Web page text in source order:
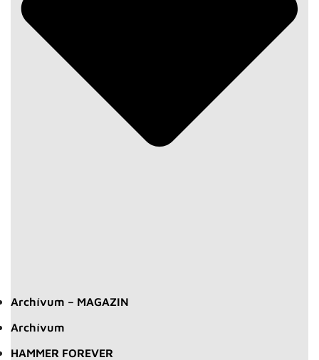
Archívum – MAGAZIN
Archívum
HAMMER FOREVER